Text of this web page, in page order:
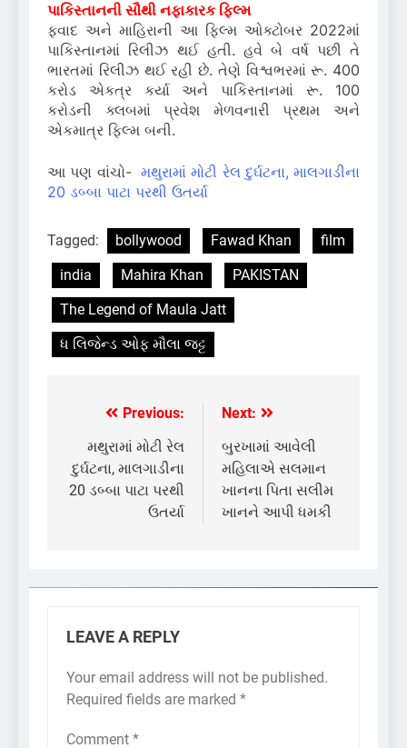
પાકિસ્તાનની સૌથી નફાકારક ફિલ્મ
ફવાદ અને માહિરાની આ ફિલ્મ ઓક્ટોબર 2022માં
પાકિસ્તાનમાં રિલીઝ થઈ હતી. હવે બે વર્ષ પછી તે
ભારતમાં રિલીઝ થઈ રહી છે. તેણે વિશ્વભરમાં રૂ. 400
કરોડ એકત્ર કર્યા અને પાકિસ્તાનમાં રૂ. 100
કરોડની ક્લબમાં પ્રવેશ મેળવનારી પ્રથમ અને
એકમાત્ર ફિલ્મ બની.
આ પણ વાંચો- મથુરામાં મોટી રેલ દુર્ઘટના, માલગાડીના
20 ડબ્બા પાટા પરથી ઉતર્યા
Tagged: bollywood Fawad Khan
film
india
Mahira Khan
PAKISTAN
The Legend of Maula Jatt
ધ લિજેન્ડ ઓફ મૌલા જટ્ટ
Post
navigation
Previous:
મથુરામાં મોટી રેલ
દુર્ઘટના, માલગાડીના
20 ડબ્બા પાટા પરથી
ઉતર્યા
Next:
બુરખામાં આવેલી
મહિલાએ સલમાન
ખાનના પિતા સલીમ
ખાનને આપી ધમકી
LEAVE A REPLY
Your email address will not be published.
Required fields are marked *
Comment *